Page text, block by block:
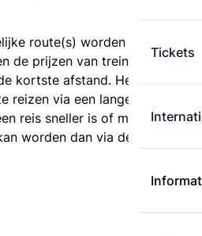
Tickets
route(s) worden
de prijzen van treintickets
kortste afstand. Het is
reizen via een langere route,
reis sneller is of met minder
worden dan via de kortste